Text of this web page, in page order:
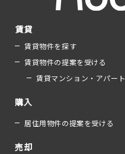
賃貸
賃貸物件を探す
賃貸物件の提案を受ける
賃貸マンション・アパート
購入
居住用物件の提案を受ける
売却